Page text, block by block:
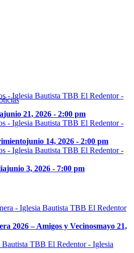
junio 21, 2026 - 2:00 pm
junio 14, 2026 - 2:00 pm
junio 3, 2026 - 7:00 pm
2026 – Amigos y Vecinosmayo 21,